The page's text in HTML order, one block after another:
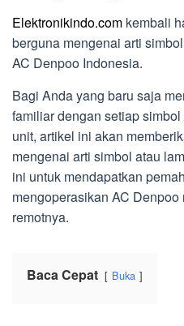
Elektronikindo.com kembali
berguna mengenai arti
AC Denpoo Indonesia.
Bagi Anda yang baru saja
familiar dengan setiap
unit, artikel ini akan
mengenai arti simbol atau
ini untuk mendapatkan
mengoperasikan AC
remotnya.
Baca Cepat Buka